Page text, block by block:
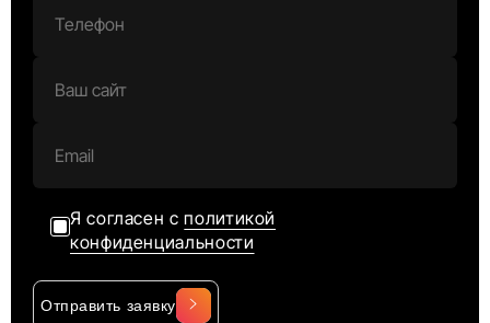
Я согласен сполитикой
конфиденциальности
Отправить заявку